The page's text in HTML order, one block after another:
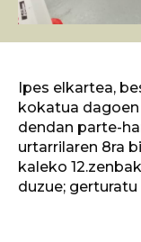
Ipes elkartea,
kokatua
dendan parte-
urtarrilaren 8ra
kaleko
duzue;